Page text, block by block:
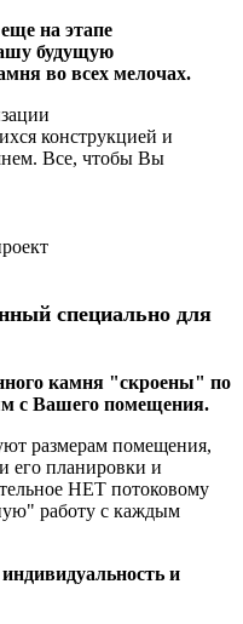
на этапе
будущую
во всех мелочах.
конструкцией и
Все, чтобы Вы
специально для
камня "скроены" по
с Вашего помещения.
размерам помещения,
его планировки и
НЕТ потоковому
работу с каждым
и